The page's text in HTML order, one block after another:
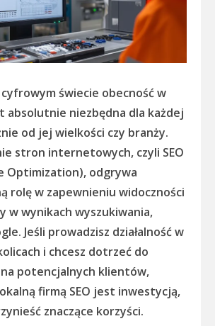
świecie obecność w
absolutnie niezbędna dla każdej
od jej wielkości czy branży.
stron internetowych, czyli SEO
Optimization), odgrywa
rolę w zapewnieniu widoczności
w wynikach wyszukiwania,
Jeśli prowadzisz działalność w
i chcesz dotrzeć do
potencjalnych klientów,
firmą SEO jest inwestycją,
znaczące korzyści.